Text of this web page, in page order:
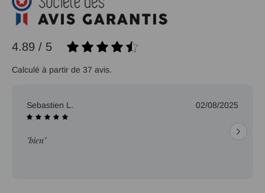
4.89 / 5
Calculé à partir de 37 avis.
Sebastien L. 02/08/2025
"bien"